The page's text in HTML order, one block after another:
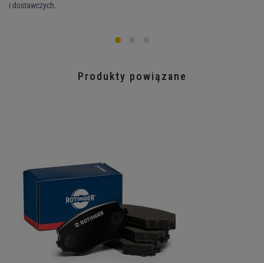
i dostawczych.
Produkty powiązane